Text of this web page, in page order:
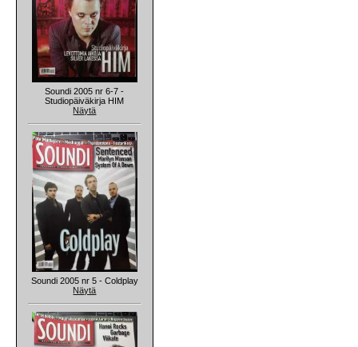
Soundi 2005 nr 6-7 -
Studiopäiväkirja HIM
Näytä
Soundi 2005 nr 5 - Coldplay
Näytä